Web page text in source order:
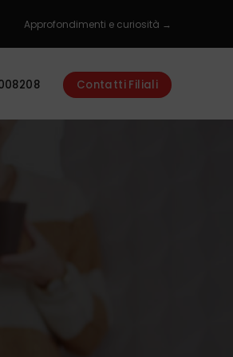
Approfondimenti e curiosità →
Contatti Filiali